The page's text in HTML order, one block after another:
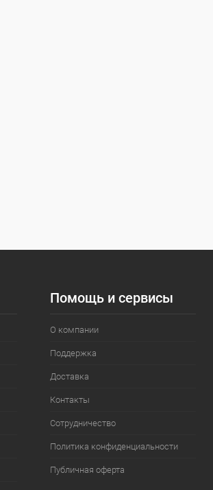
Помощь и сервисы
О компании
Поддержка
Доставка
Контакты
Сотрудничество
Политика конфиденциальности
Публичная оферта